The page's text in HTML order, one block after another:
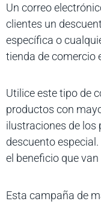
Un correo
clientes un
específica o
tienda de comercio
Utilice este tipo de
productos con
ilustraciones de los
descuento
el beneficio que van
Esta campaña de